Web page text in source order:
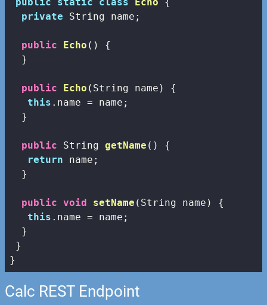
private String name;
public Echo ()
{
  }
public Echo (String name)
{
this .name = name;
  }
public String getName ()
{
return name;
  }
public void setName (String name)
{
this .name = name;
  }
}
Calc REST Endpoint